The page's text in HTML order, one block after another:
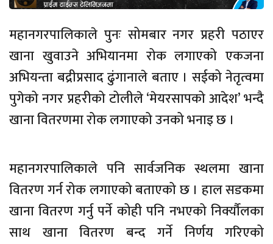
महानगरपालिकाले पुनः सोमबार नगर प्रहरी पठाएर
खाना खुवाउने अभियानमा रोक लगाएको एकजना
अभियन्ता बद्रीप्रसाद ढुंगानाले बताए । सईको नेतृत्वमा
पुगेको नगर प्रहरीको टोलीले ‘मेयरसापको आदेश’ भन्दै
खाना वितरणमा रोक लगाएको उनको भनाइ छ ।
महानगरपालिकाले पनि सार्वजनिक स्थलमा खाना
वितरण गर्न रोक लगाएको बताएको छ । हाल सडकमा
खाना वितरण गर्नु पर्ने कोही पनि नभएको निर्क्यौलका
साथ खाना वितरण बन्द गर्ने निर्णय गरिएको